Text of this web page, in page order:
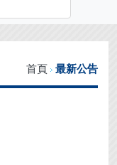
首頁 最新公告